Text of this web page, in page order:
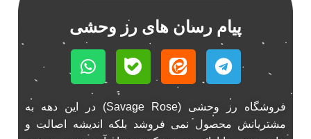
پیام رسان های رز وحشی
فروشگاه رز وحشی (Savage Rose) در این دهه به
مشتریانش محصول نمی فروشد بلکه اندیشه اصالت و